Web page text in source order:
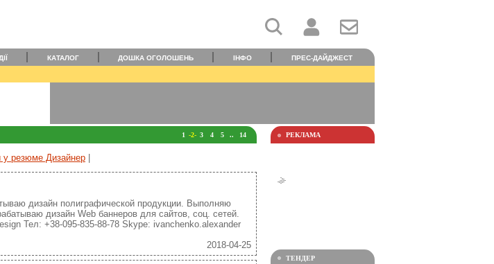
КАТАЛОГ ДОШКА ОГОЛОШЕНЬ ІНФО ПРЕС-ДАЙДЖЕСТ
1 -2- 3 4 5 .. 14
у резюме Дизайнер
дизайн полиграфической продукции. Выполняю
дизайн Web баннеров для сайтов, соц. сетей.
Тел: +38-095-835-88-78 Skype: ivanchenko.alexander
2018-04-25
РЕКЛАМА
ТЕНДЕР